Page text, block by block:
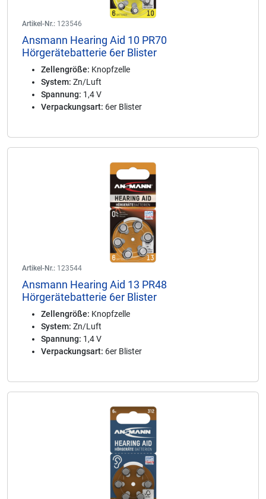
Artikel-Nr.: 123546
Ansmann Hearing Aid 10 PR70
Hörgerätebatterie 6er Blister
Zellengröße: Knopfzelle
System: Zn/Luft
Spannung: 1,4 V
Verpackungsart: 6er Blister
Artikel-Nr.: 123544
Ansmann Hearing Aid 13 PR48
Hörgerätebatterie 6er Blister
Zellengröße: Knopfzelle
System: Zn/Luft
Spannung: 1,4 V
Verpackungsart: 6er Blister